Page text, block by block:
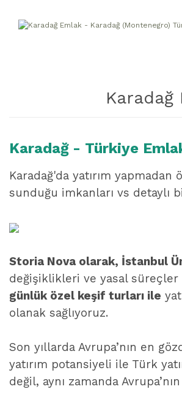
Karadağ - Türkiye
Karadağ'da yatırım
sunduğu imkanları vs detaylı
Storia Nova olarak, İstanbul
değişiklikleri ve yasal süreçler
günlük özel keşif turları ile
olanak sağlıyoruz.
Son yıllarda Avrupa’nın en
yatırım potansiyeli ile Türk
değil, aynı zamanda